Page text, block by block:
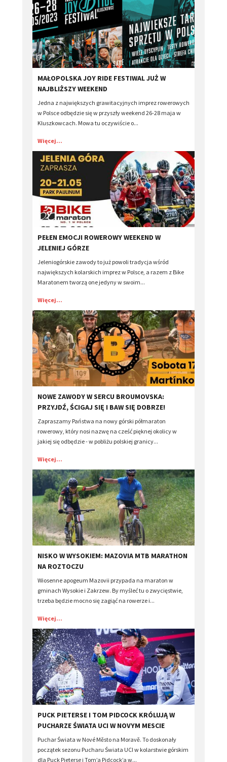
MAŁOPOLSKA JOY RIDE FESTIWAL JUŻ W
NAJBLIŻSZY WEEKEND
Jedna z największych grawitacyjnych imprez rowerowych
w Polsce odbędzie się w przyszły weekend 26-28 maja w
Kluszkowcach. Mowa tu oczywiście o...
Więcej...
PEŁEN EMOCJI ROWEROWY WEEKEND W
JELENIEJ GÓRZE
Jeleniogórskie zawody to już powoli tradycja wśród
największych kolarskich imprez w Polsce, a razem z Bike
Maratonem tworzą one jedyny w swoim...
Więcej...
NOWE ZAWODY W SERCU BROUMOVSKA:
PRZYJDŹ, ŚCIGAJ SIĘ I BAW SIĘ DOBRZE!
Zapraszamy Państwa na nowy górski półmaraton
rowerowy, który nosi nazwę na cześć pięknej okolicy w
jakiej się odbędzie - w pobliżu polskiej granicy...
Więcej...
​NISKO W WYSOKIEM: MAZOVIA MTB MARATHON
NA ROZTOCZU
Wiosenne apogeum Mazovii przypada na maraton w
gminach Wysokie i Zakrzew. By myśleć tu o zwycięstwie,
trzeba będzie mocno się zagiąć na rowerze i...
Więcej...
PUCK PIETERSE I TOM PIDCOCK KRÓLUJĄ W
PUCHARZE ŚWIATA UCI W NOVYM MESCIE
Puchar Świata w Nové Město na Moravě. To doskonały
początek sezonu Pucharu Świata UCI w kolarstwie górskim
dla Puck Pieterse i Tom’a Pidcock’a w...